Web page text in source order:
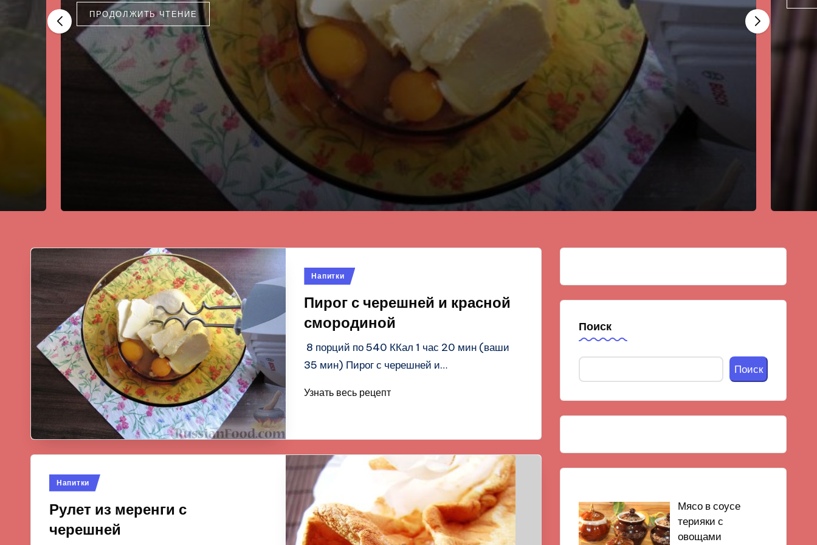
Опубликовано
Напитки
Пирог с черешней и красной
смородиной
8 порций по 540 ККал 1 час 20 мин (ваши
35 мин) Пирог с черешней и…
Узнать весь рецепт
Опубликовано
Напитки
Рулет из меренги с
черешней
Поиск
Поиск
Мясо в соусе
терияки с
овощами